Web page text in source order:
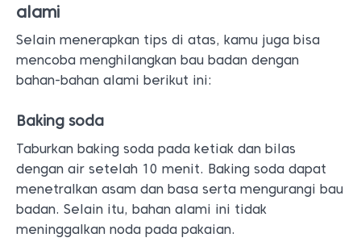
alami
Selain menerapkan tips di atas, kamu juga bisa
mencoba menghilangkan bau badan dengan
bahan-bahan alami berikut ini:
Baking soda
Taburkan baking soda pada ketiak dan bilas
dengan air setelah 10 menit. Baking soda dapat
menetralkan asam dan basa serta mengurangi bau
badan. Selain itu, bahan alami ini tidak
meninggalkan noda pada pakaian.